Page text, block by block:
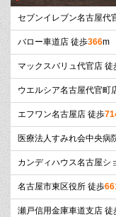
セブンイレブン名古屋代
バロー車道店 徒歩366m
マックスバリュ代官店 徒
ウエルシア名古屋代官町
エフワン名古屋店 徒歩
医療法人すみれ会中央病
カンディハウス名古屋シ
名古屋市東区役所 徒歩
瀬戸信用金庫車道支店 徒